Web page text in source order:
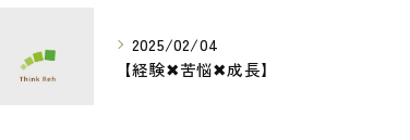
2025/02/04
【経験✖︎苦悩✖︎成長】